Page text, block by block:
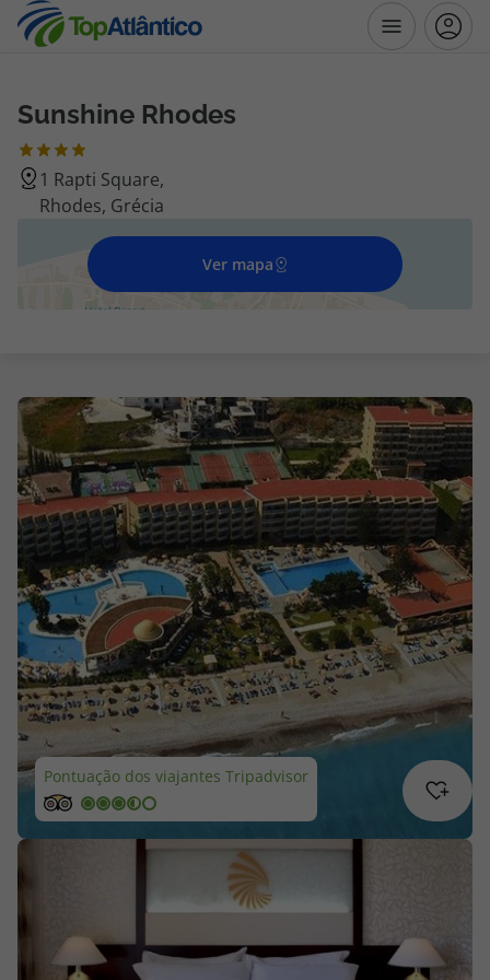
Destinos
Voos
Voos + Hotel
Disneyland ® Paris
Escapadinhas
Cruzeiros
Promoções
Especialistas
Cheque Viagem
Rede de Lojas
Blog TopViagens
Área de Cliente
Sunshine Rhodes
1 Rapti Square,
Rhodes, Grécia
Ver mapa
Pontuação dos viajantes Tripadvisor